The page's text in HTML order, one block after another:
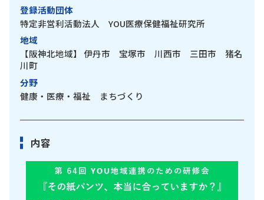
登録活動団体
特定非営利活動法人 YOU医療保健福祉研究所
地域
【阪神北地域】
伊丹市 宝塚市 川西市 三田市 猪名
川町
分野
健康・医療・福祉 まちづくり
内容